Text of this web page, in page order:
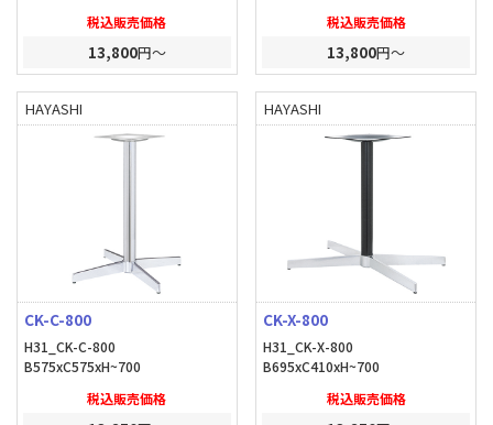
税込販売価格
13,800円～
税込販売価格
13,800円～
HAYASHI
CK-C-800
H31_CK-C-800
B575xC575xH~700
税込販売価格
HAYASHI
CK-X-800
H31_CK-X-800
B695xC410xH~700
税込販売価格